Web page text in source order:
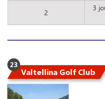
2
3
23
Valtellina Golf Club